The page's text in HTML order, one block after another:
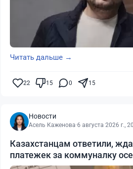
Читать дальше →
22 15 0 15
Новости
Асель Каженова·6 августа 2026 г.,
Казахстанцам ответили,
платежек за коммуналку